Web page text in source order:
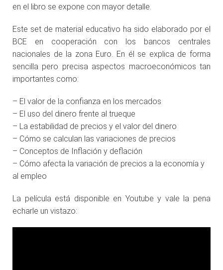
en el libro se expone con mayor detalle.
Este set de material educativo ha sido elaborado por el
BCE en cooperación con los bancos centrales
nacionales de la zona Euro. En él se explica de forma
sencilla pero precisa aspectos macroeconómicos tan
importantes como:
– El valor de la confianza en los mercados
– El uso del dinero frente al trueque
– La estabilidad de precios y el valor del dinero
– Cómo se calculan las variaciones de precios
– Conceptos de Inflación y deflación
– Cómo afecta la variación de precios a la economía y
al empleo
La película está disponible en Youtube y vale la pena
echarle un vistazo: